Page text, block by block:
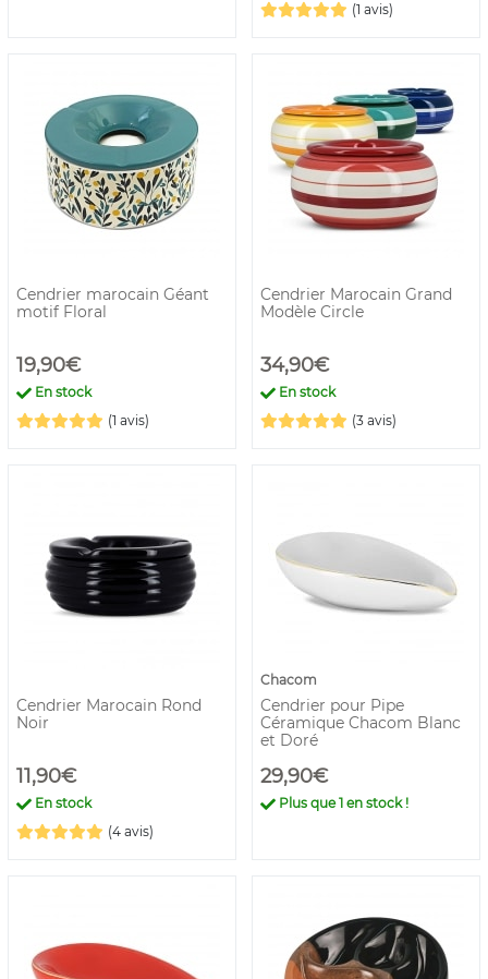
(1 avis)
Cendrier marocain Géant
motif Floral
19,90€
En stock
(1 avis)
Cendrier Marocain Grand
Modèle Circle
34,90€
En stock
(3 avis)
Cendrier Marocain Rond
Noir
11,90€
En stock
(4 avis)
Chacom
Cendrier pour Pipe
Céramique Chacom Blanc
et Doré
29,90€
Plus que1 en stock !